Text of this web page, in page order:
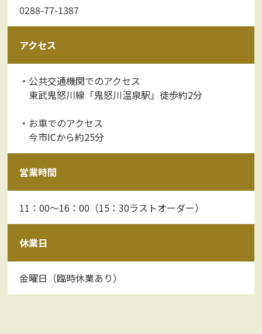
0288-77-1387
アクセス
・公共交通機関でのアクセス
東武鬼怒川線「鬼怒川温泉駅」徒歩約2分
・お車でのアクセス
今市ICから約25分
営業時間
11：00～16：00（15：30ラストオーダー）
休業日
金曜日（臨時休業あり）